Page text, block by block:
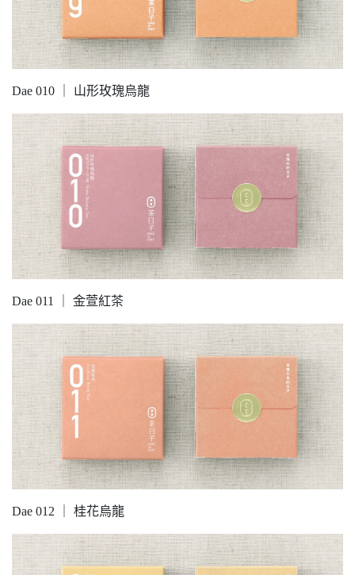
Dae 010 ｜ 山形玫瑰烏龍
Dae 011 ｜ 金萱紅茶
Dae 012 ｜ 桂花烏龍